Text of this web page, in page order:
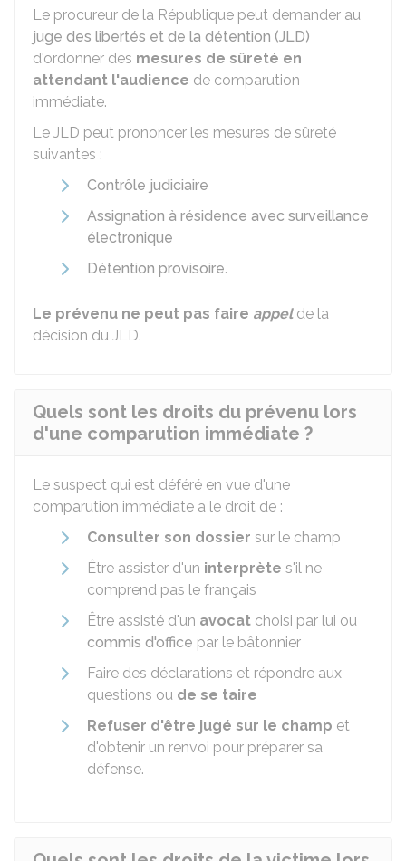
Le procureur de la République peut demander au
juge des libertés et de la détention (JLD)
d'ordonner des mesures de sûreté en
attendant l'audience de comparution
immédiate.
Le JLD peut prononcer les mesures de sûreté
suivantes :
Contrôle judiciaire
Assignation à résidence avec surveillance
électronique
Détention provisoire.
Le prévenu ne peut pas faire appel de la
décision du JLD.
Quels sont les droits du prévenu lors
d'une comparution immédiate ?
Le suspect qui est déféré en vue d'une
comparution immédiate a le droit de :
Consulter son dossier sur le champ
Être assister d'un interprète s'il ne
comprend pas le français
Être assisté d'un avocat choisi par lui ou
commis d'office par le bâtonnier
Faire des déclarations et répondre aux
questions ou de se taire
Refuser d'être jugé sur le champ et
d'obtenir un renvoi pour préparer sa
défense.